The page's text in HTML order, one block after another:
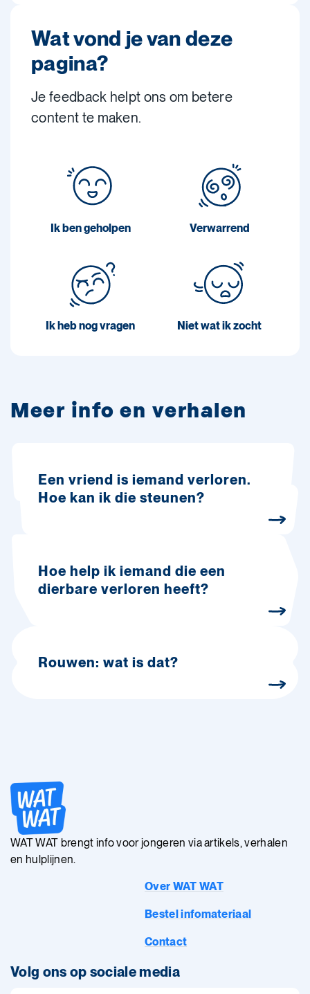
Wat vond je van deze
pagina?
Je feedback helpt ons om betere
content te maken.
Ik ben geholpen Verwarrend
Ik heb nog vragen Niet wat ik zocht
Meer info en verhalen
Een vriend is iemand verloren.
Hoe kan ik die steunen?
Hoe help ik iemand die een
dierbare verloren heeft?
Rouwen: wat is dat?
WAT WAT brengt info voor jongeren via artikels, verhalen
en hulplijnen.
Over WAT WAT
Bestel infomateriaal
Contact
Volg ons op sociale media